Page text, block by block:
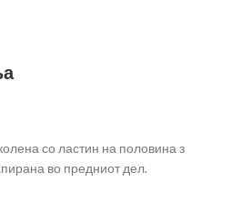
со ластин на половина з
во предниот дел.